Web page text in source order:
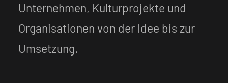
Unternehmen, Kulturprojekte und
Organisationen von der Idee bis zur
Umsetzung.